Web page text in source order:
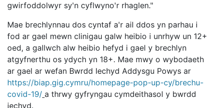
gwirfoddolwyr sy'n cyflwyno'r rhaglen."
Mae brechlynnau dos cyntaf a'r ail ddos yn parhau i
fod ar gael mewn clinigau galw heibio i unrhyw un 12+
oed, a gallwch alw heibio hefyd i gael y brechlyn
atgyfnerthu os ydych yn 18+. Mae mwy o wybodaeth
ar gael ar wefan Bwrdd Iechyd Addysgu Powys ar
https://biap.gig.cymru/homepage-pop-up-cy/brechu-
covid-19/ a thrwy gyfryngau cymdeithasol y bwrdd
iechyd.